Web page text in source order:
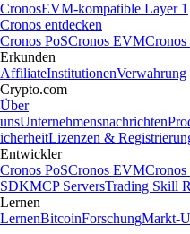
CronosEVM-kompatible Layer 1
Cronos entdecken
Cronos PoSCronos EVM
Erkunden
AffiliateInstitutionenVerwahrung
Crypto.com
Über
unsUnternehmensnachrichten
icherheitLizenzen &
Entwickler
Cronos PoSCronos EVM
SDKMCP ServersTrading Skill
Lernen
LernenBitcoinForschungMarkt-